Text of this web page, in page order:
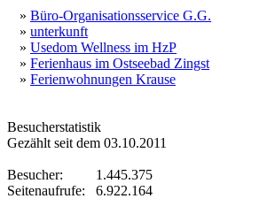
» Büro-Organisationsservice G.G.
» unterkunft
» Usedom Wellness im HzP
» Ferienhaus im Ostseebad Zingst
» Ferienwohnungen Krause
Besucherstatistik
Gezählt seit dem 03.10.2011
Besucher:
Seitenaufrufe:
1.445.375
6.922.164